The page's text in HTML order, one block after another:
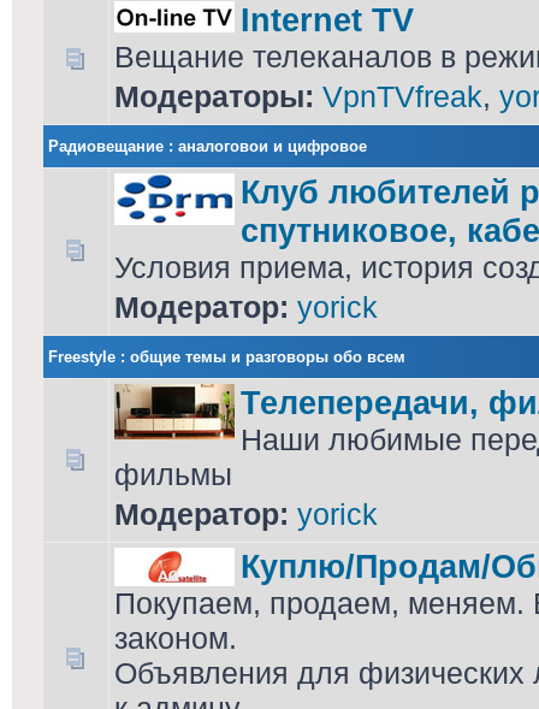
Internet TV
Вещание телеканалов в
Модераторы: VpnTVfreak,
Радиовещание : аналоговои и цифровое
Клуб любителей
спутниковое,
Условия приема, история
Модератор: yorick
Freestyle : общие темы и разговоры обо всем
Телепередачи,
Наши любимые
фильмы
Модератор: yorick
Куплю/Продам/
Покупаем, продаем, меняем.
законом.
Объявления для